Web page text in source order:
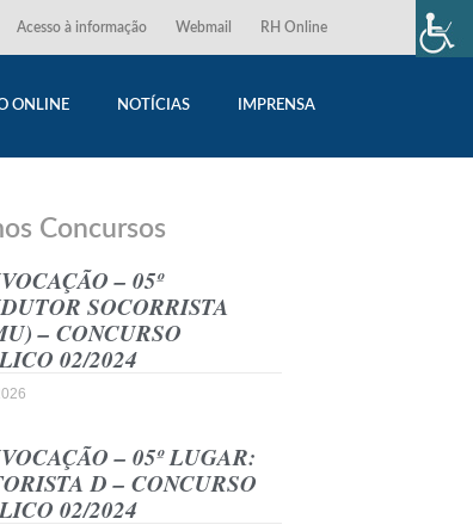
Acesso à informação Webmail RH Online
ONLINE NOTÍCIAS IMPRENSA
Concursos
– 05º
SOCORRISTA
– CONCURSO
02/2024
– 05º LUGAR:
D – CONCURSO
02/2024